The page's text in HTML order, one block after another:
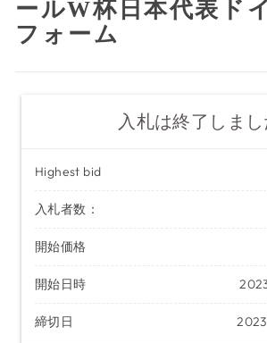
ールW杯日本代表ド
フォーム
入札は終了しまし
Highest bid
入札者数：
開始価格
開始日時
締切日